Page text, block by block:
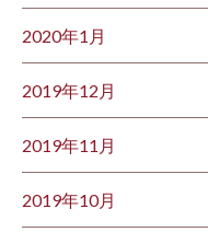
2020年1月
2019年12月
2019年11月
2019年10月